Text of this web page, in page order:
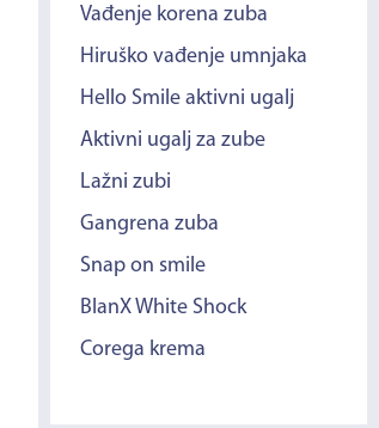
Vađenje korena zuba
Hiruško vađenje umnjaka
Hello Smile aktivni ugalj
Aktivni ugalj za zube
Lažni zubi
Gangrena zuba
Snap on smile
BlanX White Shock
Corega krema